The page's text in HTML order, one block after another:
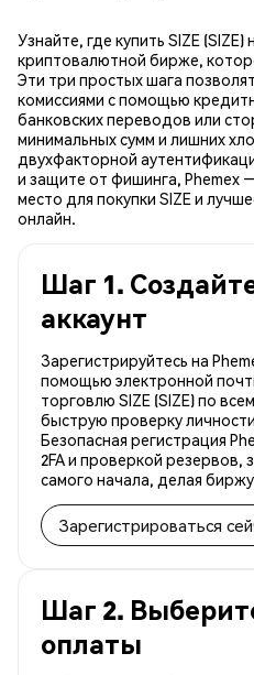
Узнайте, где купить SIZE
криптовалютной бирже,
Эти три простых шага
комиссиями с помощью
банковских переводов или
минимальных сумм и лишних
двухфакторной
и защите от фишинга, Phemex
место для покупки SIZE и
онлайн.
Шаг 1.
аккаунт
Зарегистрируйтесь на
помощью электронной
торговлю SIZE (SIZE) по
быструю проверку
Безопасная регистрация
2FA и проверкой резервов,
самого начала, делая
Зарегистрироваться
Шаг 2.
оплаты